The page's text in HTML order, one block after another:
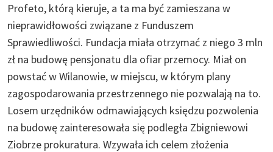
Profeto, którą kieruje, a ta ma być zamieszana w
nieprawidłowości związane z Funduszem
Sprawiedliwości. Fundacja miała otrzymać z niego 3 mln
zł na budowę pensjonatu dla ofiar przemocy. Miał on
powstać w Wilanowie, w miejscu, w którym plany
zagospodarowania przestrzennego nie pozwalają na to.
Losem urzędników odmawiających księdzu pozwolenia
na budowę zainteresowała się podległa Zbigniewowi
Ziobrze prokuratura. Wzywała ich celem złożenia